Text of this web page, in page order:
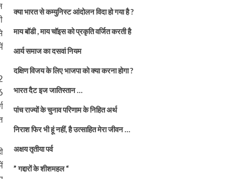
क्या भारत से कम्युनिस्ट आंदोलन विदा हो गया है ?
माय बॉडी , माय चॉइस को प्रकृति वर्जित करती है
आर्य समाज का दसवां नियम
दक्षिण विजय के लिए भाजपा को क्या करना होगा ?
भारत दैट इज जातिस्तान …
पांच राज्यों के चुनाव परिणाम के निहित अर्थ
निराश फिर भी हूं नहीं, है उत्साहित मेरा जीवन …
अक्षय तृतीया पर्व
” गद्दारों के शीशमहल “